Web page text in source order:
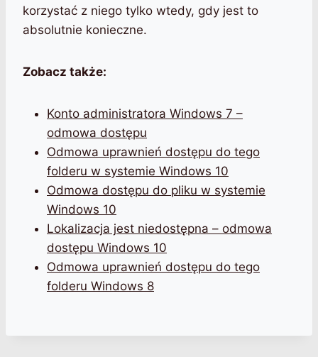
korzystać z niego tylko wtedy, gdy jest to
absolutnie konieczne.
Zobacz także:
Konto administratora Windows 7 –
odmowa dostępu
Odmowa uprawnień dostępu do tego
folderu w systemie Windows 10
Odmowa dostępu do pliku w systemie
Windows 10
Lokalizacja jest niedostępna – odmowa
dostępu Windows 10
Odmowa uprawnień dostępu do tego
folderu Windows 8